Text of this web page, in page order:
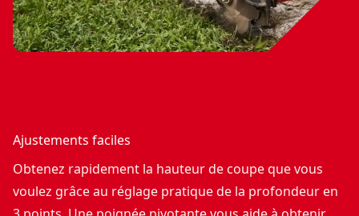
Ajustements faciles
Obtenez rapidement la hauteur de coupe que vous
voulez grâce au réglage pratique de la profondeur en